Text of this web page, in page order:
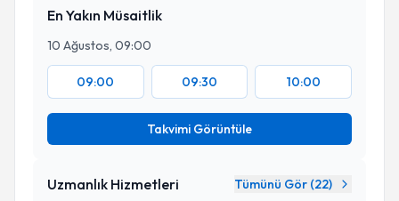
En Yakın Müsaitlik
10 Ağustos, 09:00
09:00 09:30 10:00
Takvimi Görüntüle
Uzmanlık Hizmetleri Tümünü Gör (22)